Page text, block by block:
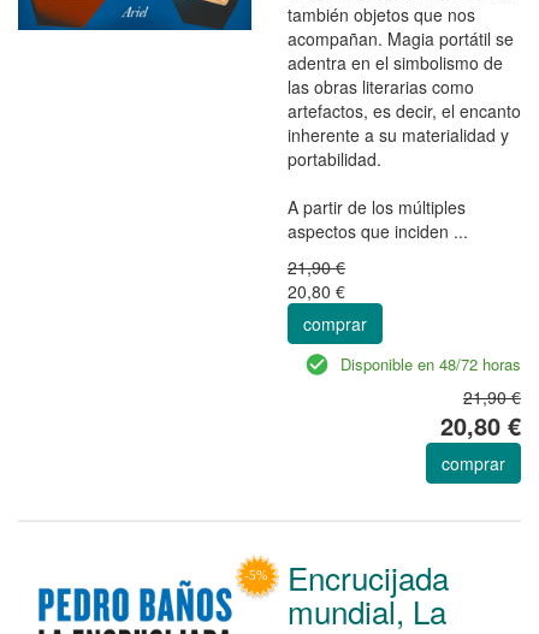
también objetos que nos
acompañan. Magia portátil se
adentra en el simbolismo de
las obras literarias como
artefactos, es decir, el encanto
inherente a su materialidad y
portabilidad.
A partir de los múltiples
aspectos que inciden ...
21,90 €
20,80 €
comprar
Disponible en 48/72 horas
21,90 €
20,80 €
comprar
Encrucijada
mundial, La